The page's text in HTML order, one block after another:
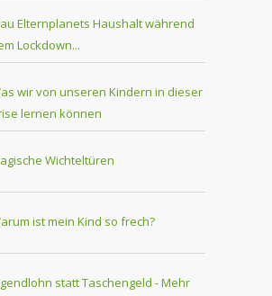
Elternplanets Haushalt während
Lockdown...
wir von unseren Kindern in dieser
lernen können
Wichteltüren
ist mein Kind so frech?
statt Taschengeld - Mehr